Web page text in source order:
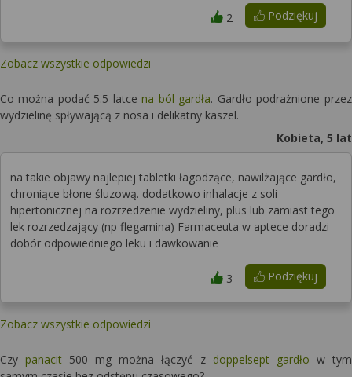
Podziękuj
2
Zobacz wszystkie odpowiedzi
Co można podać 5.5 latcena ból gardła. Gardło podrażnione przez
wydzielinę spływającą z nosa i delikatny kaszel.
Kobieta, 5 lat
na takie objawy najlepiej tabletki łagodzące, nawilżające gardło,
chroniące błone śluzową. dodatkowo inhalacje z soli
hipertonicznej na rozrzedzenie wydzieliny, plus lub zamiast tego
lek rozrzedzający (np flegamina) Farmaceuta w aptece doradzi
dobór odpowiedniego leku i dawkowanie
Podziękuj
3
Zobacz wszystkie odpowiedzi
Czypanacit 500 mg można łączyć z doppelsept gardło w tym